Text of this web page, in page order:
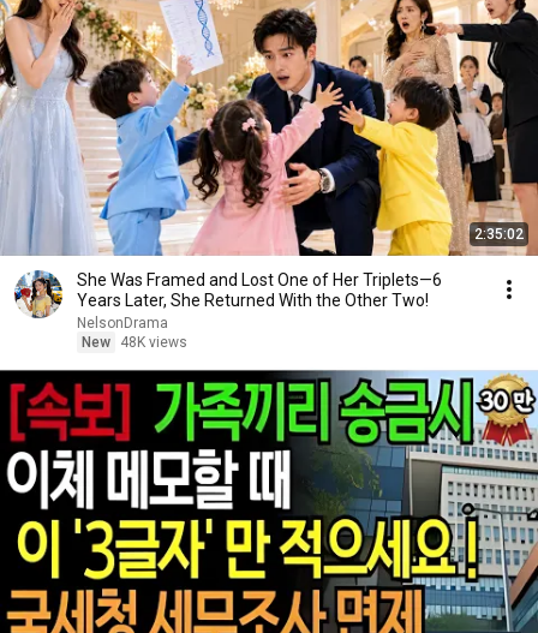
2:35:02
She Was Framed and Lost One of Her Triplets—6
Years Later, She Returned With the Other Two!
NelsonDrama
New
48K views